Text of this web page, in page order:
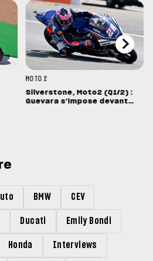
MOTO 2
Silverstone, Moto2 (Q1/2) :
Guevara s'impose devant
BMW CEV
Ducati Emily Bondi
Honda Interviews